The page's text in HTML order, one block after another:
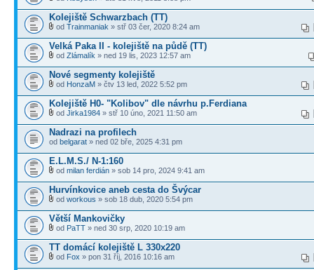
Kolejiště Schwarzbach (TT)
od Trainmaniak » stř 03 čer, 2020 8:24 am
Velká Paka II - kolejiště na půdě (TT)
od Zlámalík » ned 19 lis, 2023 12:57 am
Nové segmenty kolejiště
od HonzaM » čtv 13 led, 2022 5:52 pm
Kolejiště H0- "Kolibov" dle návrhu p.Ferdiana
od Jirka1984 » stř 10 úno, 2021 11:50 am
Nadrazi na profilech
od belgarat » ned 02 bře, 2025 4:31 pm
E.L.M.S./ N-1:160
od milan ferdián » sob 14 pro, 2024 9:41 am
Hurvínkovice aneb cesta do Švýcar
od workous » sob 18 dub, 2020 5:54 pm
Větší Mankovičky
od PaTT » ned 30 srp, 2020 10:19 am
TT domácí kolejiště L 330x220
od Fox » pon 31 říj, 2016 10:16 am